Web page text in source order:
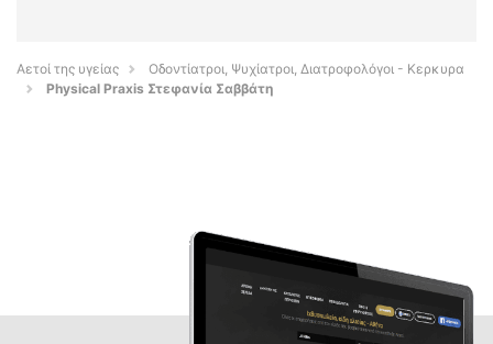
Αετοί της υγείας
Οδοντίατροι, Ψυχίατροι, Διατροφολόγοι - Κερκυρα
Physical Praxis Στεφανία Σαββάτη